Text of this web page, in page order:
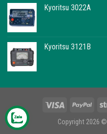
Kyoritsu 3022A
Kyoritsu 3121B
Copyright 2026 ©